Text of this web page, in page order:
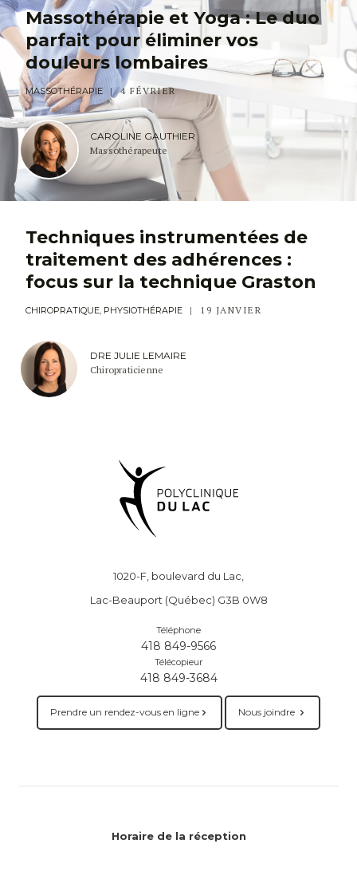
Massothérapie et Yoga : Le duo
parfait pour éliminer vos
douleurs lombaires
MASSOTHÉRAPIE 4 FÉVRIER
CAROLINE GAUTHIER
Massothérapeute
Techniques instrumentées de
traitement des adhérences :
focus sur la technique Graston
CHIROPRATIQUE, PHYSIOTHÉRAPIE 19 JANVIER
DRE JULIE LEMAIRE
Chiropraticienne
1020-F, boulevard du Lac,
Lac-Beauport (Québec) G3B 0W8
Téléphone
418 849-9566
Télécopieur
418 849-3684
Prendre un rendez-vous en ligne Nous joindre
Horaire de la réception